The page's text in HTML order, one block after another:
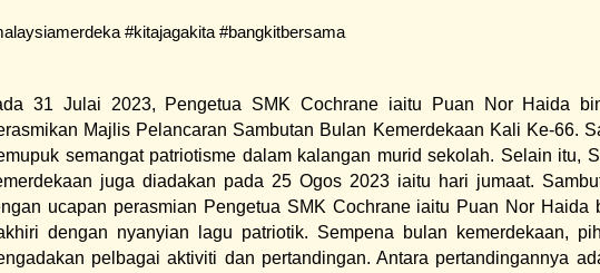
#kitajagakita #bangkitbersama
31 Julai 2023, Pengetua SMK Cochrane iaitu Puan Nor Haida
Majlis Pelancaran Sambutan Bulan Kemerdekaan Kali Ke-66.
semangat patriotisme dalam kalangan murid sekolah. Selain itu,
juga diadakan pada 25 Ogos 2023 iaitu hari jumaat.
ucapan perasmian Pengetua SMK Cochrane iaitu Puan Nor Haida
dengan nyanyian lagu patriotik. Sempena bulan kemerdekaan,
pelbagai aktiviti dan pertandingan. Antara pertandingannya